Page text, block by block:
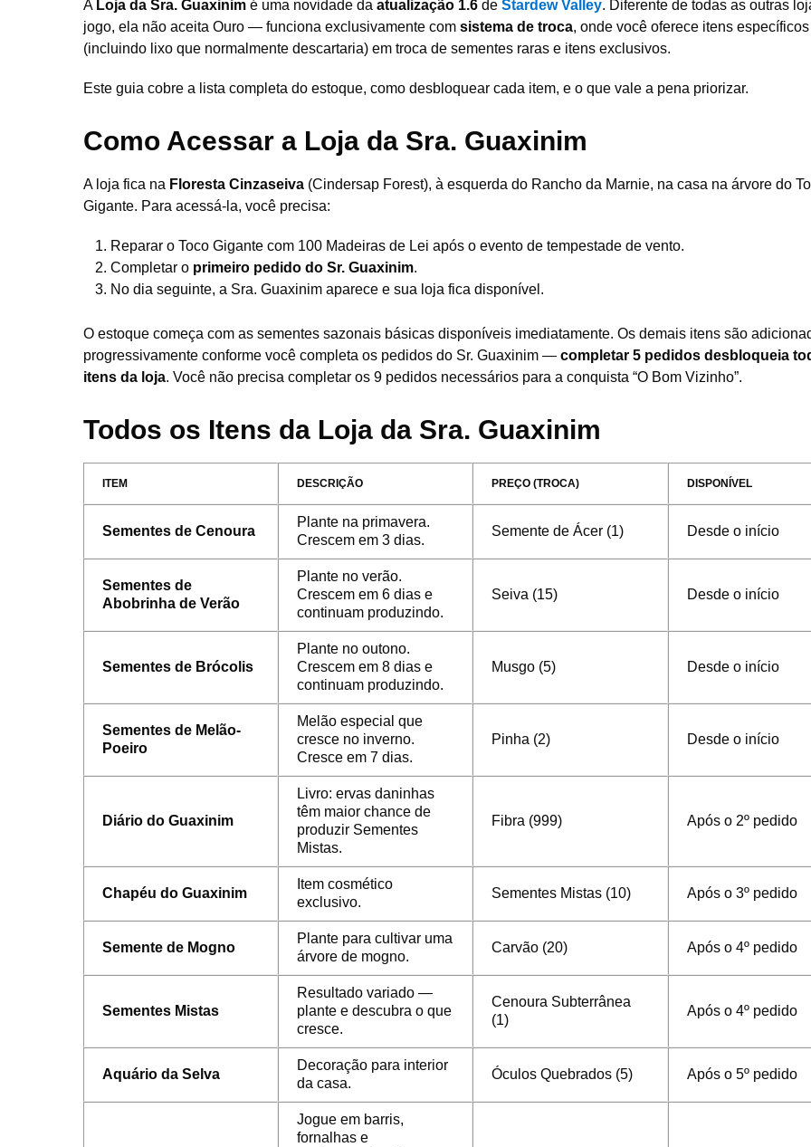
A Loja da Sra. Guaxinim é uma novidade da atualização 1.6 de Stardew Valley. Diferente de todas as outras
jogo, ela não aceita Ouro — funciona exclusivamente com sistema de troca, onde você oferece itens específicos
(incluindo lixo que normalmente descartaria) em troca de sementes raras e itens exclusivos.
Este guia cobre a lista completa do estoque, como desbloquear cada item, e o que vale a pena priorizar.
Como Acessar a Loja da Sra. Guaxinim
A loja fica na Floresta Cinzaseiva (Cindersap Forest), à esquerda do Rancho da Marnie, na casa na árvore do
Gigante. Para acessá-la, você precisa:
Reparar o Toco Gigante com 100 Madeiras de Lei após o evento de tempestade de vento.
Completar o primeiro pedido do Sr. Guaxinim.
No dia seguinte, a Sra. Guaxinim aparece e sua loja fica disponível.
O estoque começa com as sementes sazonais básicas disponíveis imediatamente. Os demais itens são
progressivamente conforme você completa os pedidos do Sr. Guaxinim — completar 5 pedidos desbloqueia
itens da loja. Você não precisa completar os 9 pedidos necessários para a conquista “O Bom Vizinho”.
Todos os Itens da Loja da Sra. Guaxinim
ITEM DESCRIÇÃO PREÇO (TROCA) DISPONÍVEL
Sementes de Cenoura
Plante na primavera.
Crescem em 3 dias.
Semente de Ácer (1) Desde o início
Sementes de
Abobrinha de Verão
Plante no verão.
Crescem em 6 dias e
continuam produzindo.
Seiva (15) Desde o início
Sementes de Brócolis
Plante no outono.
Crescem em 8 dias e
continuam produzindo.
Musgo (5) Desde o início
Sementes de Melão-
Poeiro
Melão especial que
cresce no inverno.
Cresce em 7 dias.
Pinha (2) Desde o início
Diário do Guaxinim
Livro: ervas daninhas
têm maior chance de
produzir Sementes
Mistas.
Fibra (999) Após o 2º pedido
Chapéu do Guaxinim
Item cosmético
exclusivo.
Sementes Mistas (10) Após o 3º pedido
Semente de Mogno
Plante para cultivar uma
árvore de mogno.
Carvão (20) Após o 4º pedido
Sementes Mistas
Resultado variado —
plante e descubra o que
cresce.
Cenoura Subterrânea
(1)
Após o 4º pedido
Aquário da Selva
Decoração para interior
da casa.
Óculos Quebrados (5) Após o 5º pedido
Jogue em barris,
fornalhas e